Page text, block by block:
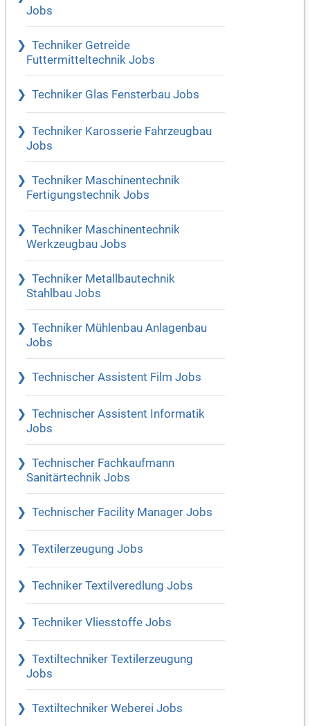
Jobs
Techniker Getreide
Futtermitteltechnik Jobs
Techniker Glas Fensterbau Jobs
Techniker Karosserie Fahrzeugbau
Jobs
Techniker Maschinentechnik
Fertigungstechnik Jobs
Techniker Maschinentechnik
Werkzeugbau Jobs
Techniker Metallbautechnik
Stahlbau Jobs
Techniker Mühlenbau Anlagenbau
Jobs
Technischer Assistent Film Jobs
Technischer Assistent Informatik
Jobs
Technischer Fachkaufmann
Sanitärtechnik Jobs
Technischer Facility Manager Jobs
Textilerzeugung Jobs
Techniker Textilveredlung Jobs
Techniker Vliesstoffe Jobs
Textiltechniker Textilerzeugung
Jobs
Textiltechniker Weberei Jobs